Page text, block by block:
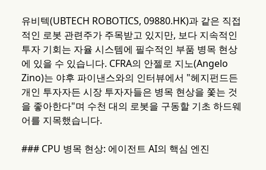
유비텍(UBTECH ROBOTICS, 09880.HK)과 같은 직접
적인 로봇 관련주가 주목받고 있지만, 보다 지속적인
투자 기회는 자율 시스템에 필수적인 부품 병목 현상
에 있을 수 있습니다. CFRA의 안젤로 지노(Angelo
Zino)는 야후 파이낸스와의 인터뷰에서 "헤지펀드든
개인 투자자든 시장 투자자들은 병목 현상을 쫓는 것
을 좋아한다"며 수천 대의 로봇을 구동할 기초 하드웨
어를 지목했습니다.
### CPU 병목 현상: 에이전트 AI의 핵심 엔진